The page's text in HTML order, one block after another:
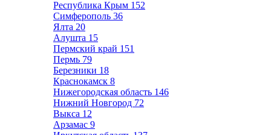
Республика Крым 152
Симферополь 36
Ялта 20
Алушта 15
Пермский край 151
Пермь 79
Березники 18
Краснокамск 8
Нижегородская область 146
Нижний Новгород 72
Выкса 12
Арзамас 9